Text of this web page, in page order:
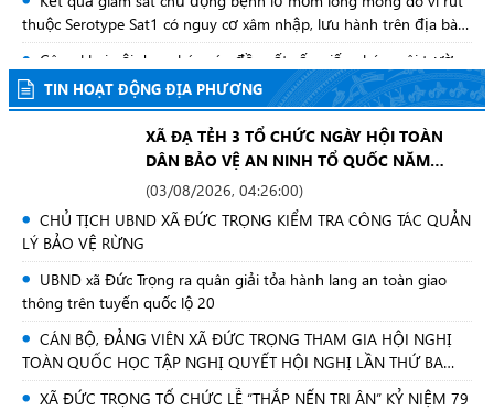
thuộc Serotype Sat1 có nguy cơ xâm nhập, lưu hành trên địa bàn
tỉnh Lâm Đồng
Công khai nội dung báo cáo đề xuất cấp giấy phép môi trường
Dự án Đầu tư xây dựng và kinh doanh hạ tầng kỹ thuật Cụm
công nghiệp Tân Hà 3 tại thôn 3, xã Trà Tân, tỉnh Lâm Đồng
NHIỆM GIÁM ĐỐC TRUNG TÂM QUẢN LÝ NHÀ TỈNH LÂM
ĐỒNG
QLCN: Thúc đẩy cơ chế phối hợp "Ba nhà" phát triển Khoa học,
Công nghệ và Đổi mới sáng tạo giai đoạn 2026-2030
Sở Dân tộc và Tôn giáo tổ chức Đoàn Người có uy tín trong
đồng bào dân tộc thiểu số tỉnh Lâm Đồng đi giao lưu, học tập,
trao đổi kinh nghiệm tại các tỉnh Tây Bắc
TIN HOẠT ĐỘNG ĐỊA PHƯƠNG
XÃ ĐẠ TẺH 3 TỔ CHỨC NGÀY HỘI TOÀN
DÂN BẢO VỆ AN NINH TỔ QUỐC NĂM
2026, GẮN VỚI HỘI NGHỊ SƠ KẾT CÔNG
TÁC XÂY DỰNG PHONG TRÀO TOÀN DÂN
BẢO VỆ AN NINH TỔ QUỐC 6 THÁNG ĐẦU
NĂM 2026.
(03/08/2026, 04:26:00)
CHỦ TỊCH UBND XÃ ĐỨC TRỌNG KIỂM TRA CÔNG TÁC QUẢN
LÝ BẢO VỆ RỪNG
UBND xã Đức Trọng ra quân giải tỏa hành lang an toàn giao
thông trên tuyến quốc lộ 20
CÁN BỘ, ĐẢNG VIÊN XÃ ĐỨC TRỌNG THAM GIA HỘI NGHỊ
TOÀN QUỐC HỌC TẬP NGHỊ QUYẾT HỘI NGHỊ LẦN THỨ BA
BCH TW ĐẢNG KHOÁ XIV
XÃ ĐỨC TRỌNG TỔ CHỨC LỄ “THẮP NẾN TRI ÂN” KỶ NIỆM 79